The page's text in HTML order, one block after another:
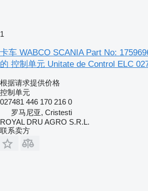
1
卡车 WABCO SCANIA Part No:
的 控制单元 Unitate de Control ELC
根据请求提供价格
控制单元
027481 446 170 216 0
罗马尼亚, Cristesti
ROYAL DRU AGRO S.R.L.
联系卖方